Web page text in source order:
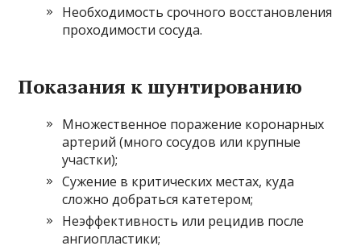
Необходимость срочного восстановления
проходимости сосуда.
Показания к шунтированию
Множественное поражение коронарных
артерий (много сосудов или крупные
участки);
Сужение в критических местах, куда
сложно добраться катетером;
Неэффективность или рецидив после
ангиопластики;